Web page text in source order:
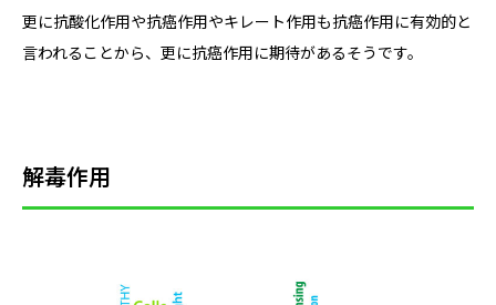
更に抗酸化作用や抗癌作用やキレート作用も抗癌作用に有効的と
言われることから、更に抗癌作用に期待があるそうです。
解毒作用